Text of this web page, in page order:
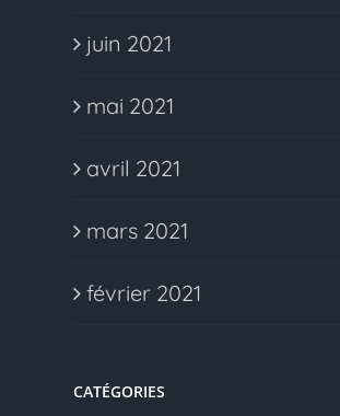
juin 2021
mai 2021
avril 2021
mars 2021
février 2021
CATÉGORIES